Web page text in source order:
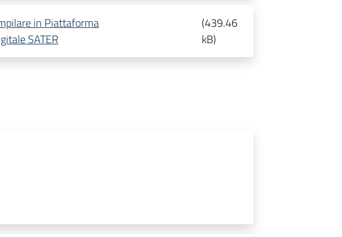
in Piattaforma
SATER
(439.46
kB)